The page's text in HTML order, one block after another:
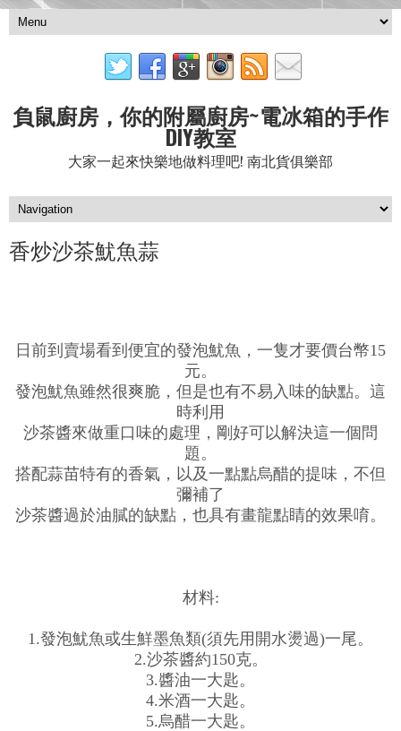
負鼠廚房，你的附屬廚房~電冰箱的手作
DIY教室
大家一起來快樂地做料理吧! 南北貨俱樂部
香炒沙茶魷魚蒜
日前到賣場看到便宜的發泡魷魚，一隻才要價台幣15
元。
發泡魷魚雖然很爽脆，但是也有不易入味的缺點。這
時利用
沙茶醬來做重口味的處理，剛好可以解決這一個問
題。
搭配蒜苗特有的香氣，以及一點點烏醋的提味，不但
彌補了
沙茶醬過於油膩的缺點，也具有畫龍點睛的效果唷。
材料:
1.發泡魷魚或生鮮墨魚類(須先用開水燙過)一尾。
2.沙茶醬約150克。
3.醬油一大匙。
4.米酒一大匙。
5.烏醋一大匙。